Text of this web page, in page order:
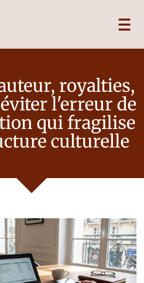
royalties,
l'erreur de
qui fragilise
culturelle